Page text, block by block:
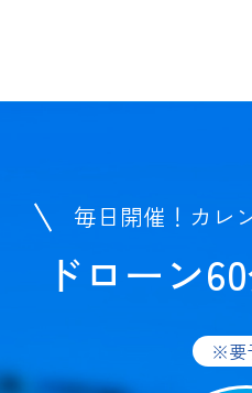
毎日開催！カレ
ドローン
※要